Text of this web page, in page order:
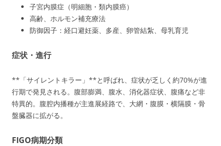
子宮内膜症（明細胞・類内膜癌）
高齢、ホルモン補充療法
防御因子：経口避妊薬、多産、卵管結紮、母乳育児
症状・進行
**「サイレントキラー」**と呼ばれ、症状が乏しく約70%が進
行期で発見される。腹部膨満、腹水、消化器症状、腹痛など非
特異的。腹腔内播種が主進展経路で、大網・腹膜・横隔膜・骨
盤臓器に拡がる。
FIGO病期分類